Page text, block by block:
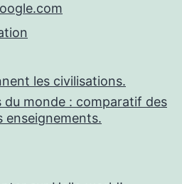
les civilisations.
du monde : comparatif des
enseignements.